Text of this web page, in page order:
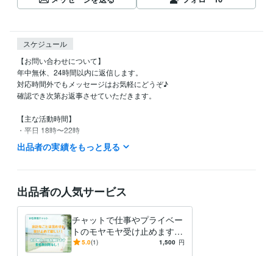
スケジュール
【お問い合わせについて】
年中無休、24時間以内に返信します。
対応時間外でもメッセージはお気軽にどうぞ♪
確認でき次第お返事させていただきます。
【主な活動時間】
・平日 18時〜22時
・土日 11時〜22時
ともあります。
クライアント様の対応中や外出中など、すぐにお返事できないことはあ
ります。
どうかご容赦くださいませm(_ _)m
経験職種
出品者の実績をもっと見る
出品者の人気サービス
チャットで仕事やプライベー
トのモヤモヤ受け止めます
【女性限定】【2日間】気分
5.0(1) 1,500 円